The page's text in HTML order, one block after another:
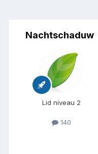
Nachtschaduw
Lid niveau 2
140